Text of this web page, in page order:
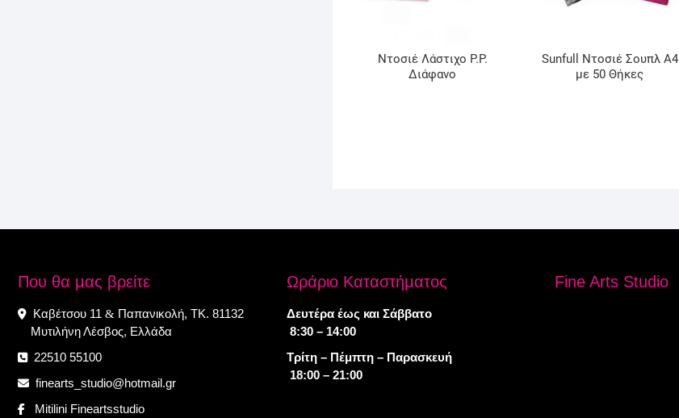
Ντοσιέ Λάστιχο P.P.
Διάφανο
Sunfull Ντοσιέ Σουπλ A4
με 50 Θήκες
Που θα μας βρείτε
Καβέτσου 11 & Παπανικολή, ΤΚ. 81132
Μυτιλήνη Λέσβος, Ελλάδα
22510 55100
finearts_studio@hotmail.gr
Mitilini Fineartsstudio
Ωράριο Καταστήματος
Δευτέρα έως και Σάββατο
8:30 – 14:00
Τρίτη – Πέμπτη – Παρασκευή
18:00 – 21:00
Fine Arts Studio